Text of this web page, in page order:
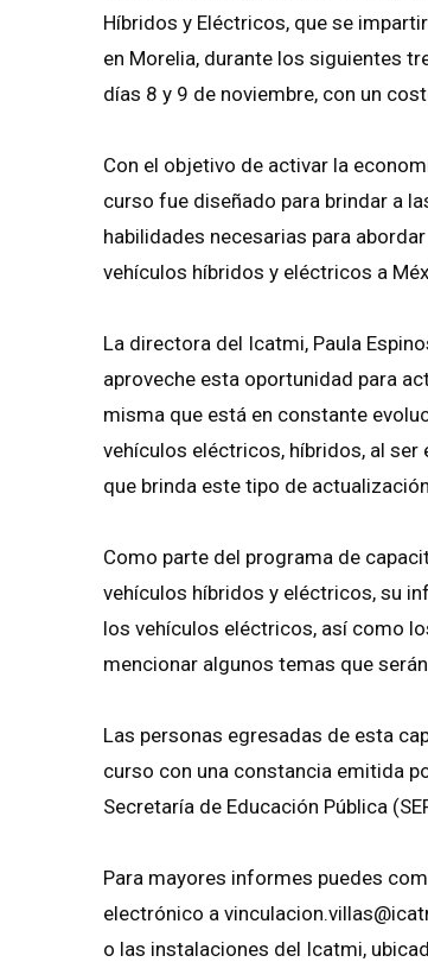
Híbridos y Eléctricos, que se
en Morelia, durante los siguientes
días 8 y 9 de noviembre, con un
Con el objetivo de activar la
curso fue diseñado para brindar a
habilidades necesarias para
vehículos híbridos y eléctricos a
La directora del Icatmi, Paula
aproveche esta oportunidad para
misma que está en constante
vehículos eléctricos, híbridos, al
que brinda este tipo de
Como parte del programa de
vehículos híbridos y eléctricos, su
los vehículos eléctricos, así como
mencionar algunos temas que
Las personas egresadas de esta
curso con una constancia emitida
Secretaría de Educación Pública
Para mayores informes puedes
electrónico a
o las instalaciones del Icatmi,